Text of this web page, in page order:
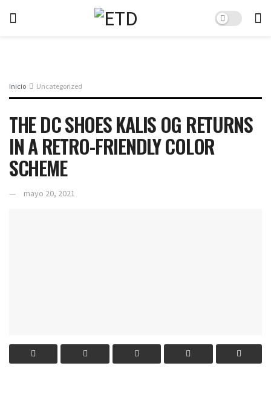
Inicio Uncategorized
THE DC SHOES KALIS OG RETURNS
IN A RETRO-FRIENDLY COLOR
SCHEME
mayo 20, 2021